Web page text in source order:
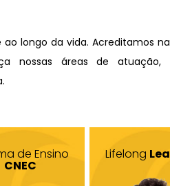
ao longo da vida. Acreditamos
nossas áreas de atuação,
de Ensino
CNEC
Lifelong